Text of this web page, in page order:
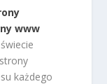
www
każdego